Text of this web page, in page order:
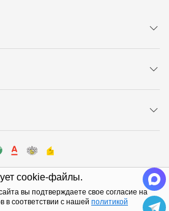
cookie-файлы.
вы подтверждаете свое согласие на
в соответствии с нашей политикой